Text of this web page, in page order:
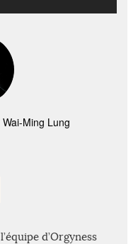
Wai-Ming Lung
d’Orgyness